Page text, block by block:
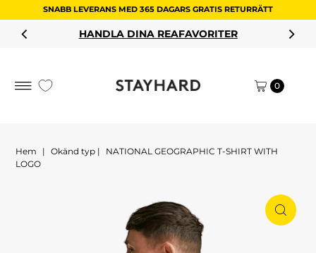
SNABB LEVERANS MED 365 DAGARS GRATIS RETURRÄTT
HANDLA DINA REAFAVORITER
0
Hem | Okänd typ |
NATIONAL GEOGRAPHIC T-SHIRT WITH
LOGO